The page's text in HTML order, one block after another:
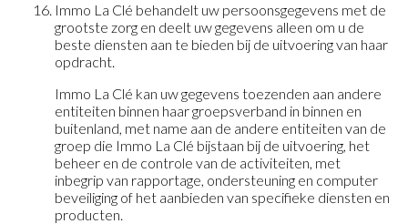
Immo La Clé behandelt uw persoonsgegevens met de
grootste zorg en deelt uw gegevens alleen om u de
beste diensten aan te bieden bij de uitvoering van haar
opdracht.
Immo La Clé kan uw gegevens toezenden aan andere
entiteiten binnen haar groepsverband in binnen en
buitenland, met name aan de andere entiteiten van de
groep die Immo La Clé bijstaan bij de uitvoering, het
beheer en de controle van de activiteiten, met
inbegrip van rapportage, ondersteuning en computer
beveiliging of het aanbieden van specifieke diensten en
producten.